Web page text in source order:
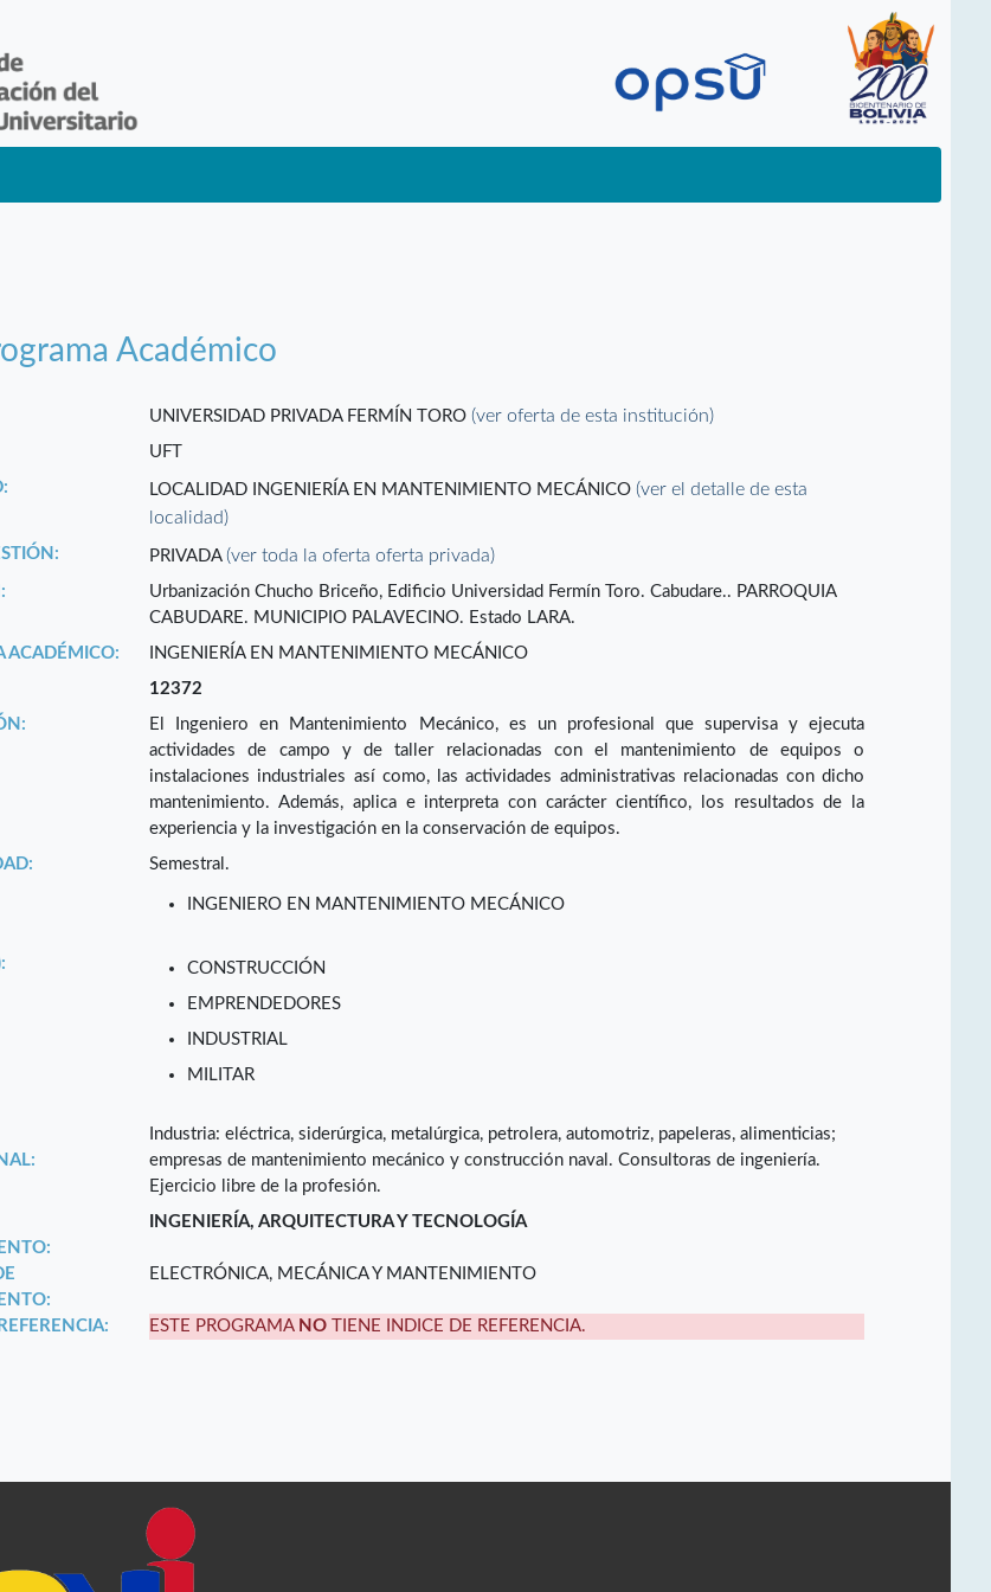
Académico
UNIVERSIDAD PRIVADA FERMÍN TORO(ver oferta de esta institución)
UFT
LOCALIDAD INGENIERÍA EN MANTENIMIENTO MECÁNICO(ver el detalle de esta
localidad)
PRIVADA(ver toda la oferta oferta privada)
Urbanización Chucho Briceño, Edificio Universidad Fermín Toro. Cabudare.. PARROQUIA
CABUDARE. MUNICIPIO PALAVECINO. Estado LARA.
ACADÉMICO:
INGENIERÍA EN MANTENIMIENTO MECÁNICO
12372
El Ingeniero en Mantenimiento Mecánico, es un profesional que supervisa y ejecuta
actividades de campo y de taller relacionadas con el mantenimiento de equipos o
instalaciones industriales así como, las actividades administrativas relacionadas con dicho
mantenimiento. Además, aplica e interpreta con carácter científico, los resultados de la
experiencia y la investigación en la conservación de equipos.
Semestral.
INGENIERO EN MANTENIMIENTO MECÁNICO
CONSTRUCCIÓN
EMPRENDEDORES
INDUSTRIAL
MILITAR
Industria: eléctrica, siderúrgica, metalúrgica, petrolera, automotriz, papeleras, alimenticias;
empresas de mantenimiento mecánico y construcción naval. Consultoras de ingeniería.
Ejercicio libre de la profesión.
INGENIERÍA, ARQUITECTURA Y TECNOLOGÍA
ELECTRÓNICA, MECÁNICA Y MANTENIMIENTO
ESTE PROGRAMA NO TIENE INDICE DE REFERENCIA.